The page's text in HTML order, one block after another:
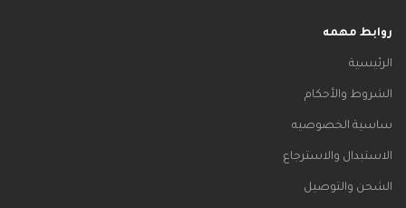
روابط مهمه
الرئيسية
الشروط والأحكام
ساسية الخصوصيه
الاستبدال والاسترجاع
الشحن والتوصيل